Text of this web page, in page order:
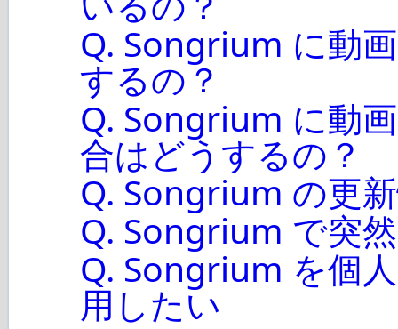
Q. Songrium に動
するの？
Q. Songrium に動
合はどうするの？
Q. Songrium の更
Q. Songrium で突
Q. Songrium を個
用したい